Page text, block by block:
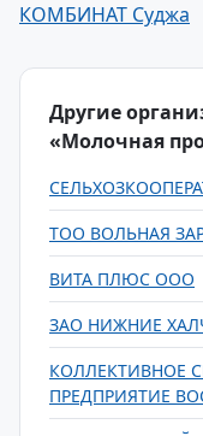
КОМБИНАТ Суджа
Другие
«Молочная
ТОО ВОЛЬНАЯ
ВИТА ПЛЮС ООО
ЗАО НИЖНИЕ
КОЛЛЕКТИВНОЕ
ПРЕДПРИЯТИЕ